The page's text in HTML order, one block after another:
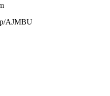
AJMBU